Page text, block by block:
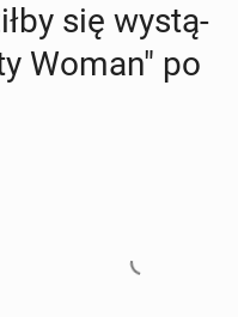
się wy­stą­
Woman" po